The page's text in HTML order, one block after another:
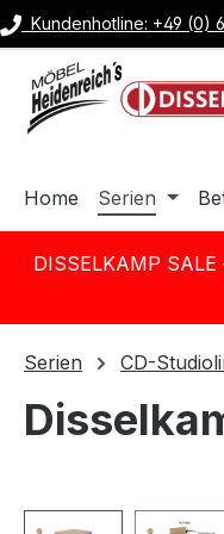
Hauptinhalt springen
Zur Suche springen
Zur
Kundenhotline: +49 (0)
Home Serien
DISSELKAMP
Serien CD-
Bildergalerie